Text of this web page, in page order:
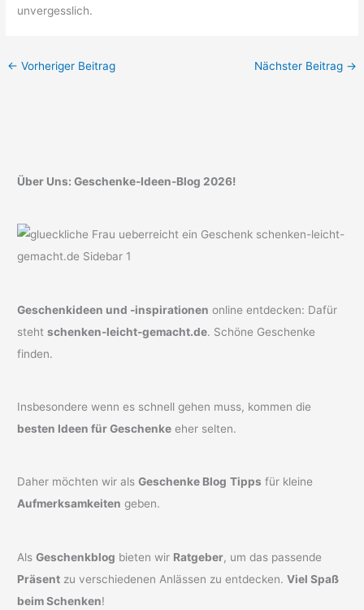
unvergesslich.
← Vorheriger Beitrag Nächster Beitrag →
Über Uns: Geschenke-Ideen-Blog 2026!
Geschenkideen und -inspirationen online entdecken: Dafür
stehtschenken-leicht-gemacht.de. Schöne Geschenke
finden.
Insbesondere wenn es schnell gehen muss, kommen die
besten Ideen für Geschenke eher selten.
Daher möchten wir alsGeschenke Blog Tipps für kleine
Aufmerksamkeiten geben.
AlsGeschenkblog bieten wir Ratgeber, um das passende
Präsent zu verschiedenen Anlässen zu entdecken.Viel Spaß
beim Schenken!